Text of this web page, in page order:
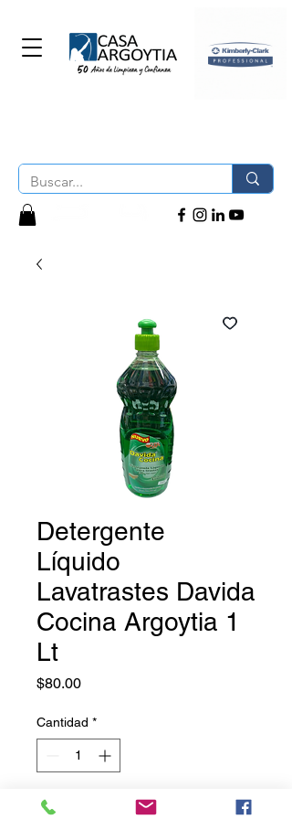
Detergente
Líquido
Lavatrastes Davida
Cocina Argoytia 1
Lt
$80.00Precio
Cantidad *
Agregar al carrito